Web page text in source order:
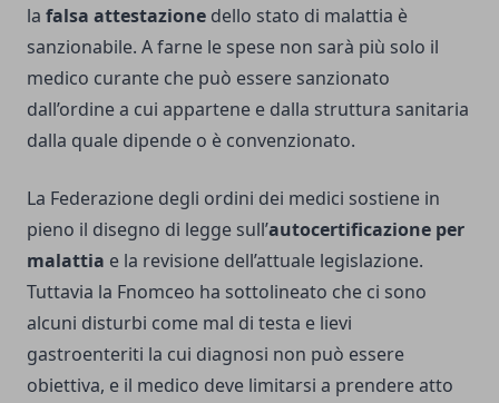
la falsa attestazione dello stato di malattia è
sanzionabile. A farne le spese non sarà più solo il
medico curante che può essere sanzionato
dall’ordine a cui appartene e dalla struttura sanitaria
dalla quale dipende o è convenzionato.
La Federazione degli ordini dei medici sostiene in
pieno il disegno di legge sull’autocertificazione per
malattia e la revisione dell’attuale legislazione.
Tuttavia la Fnomceo ha sottolineato che ci sono
alcuni disturbi come mal di testa e lievi
gastroenteriti la cui diagnosi non può essere
obiettiva, e il medico deve limitarsi a prendere atto